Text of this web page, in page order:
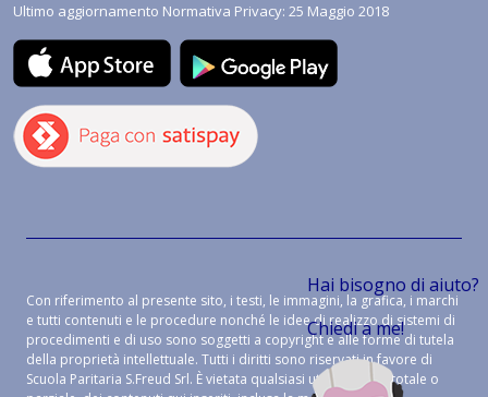
Hai bisogno di aiuto?
Chiedi a me!
Ultimo aggiornamento Normativa Privacy: 25 Maggio 2018
Con riferimento al presente sito, i testi, le immagini, la grafica, i marchi
e tutti contenuti e le procedure nonché le idee di realizzo di sistemi di
procedimenti e di uso sono soggetti a copyright e alle forme di tutela
della proprietà intellettuale. Tutti i diritti sono riservati in favore di
Scuola Paritaria S.Freud Srl. È vietata qualsiasi utilizzazione, totale o